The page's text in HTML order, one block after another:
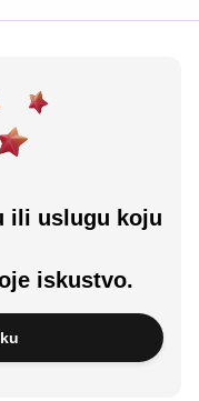
ili uslugu koju
iskustvo.